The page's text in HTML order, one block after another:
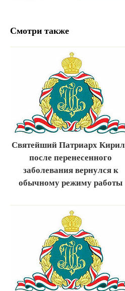
Смотри также
Святейший Патриарх
после перенесенного
заболевания вернулся к
обычному режиму работы